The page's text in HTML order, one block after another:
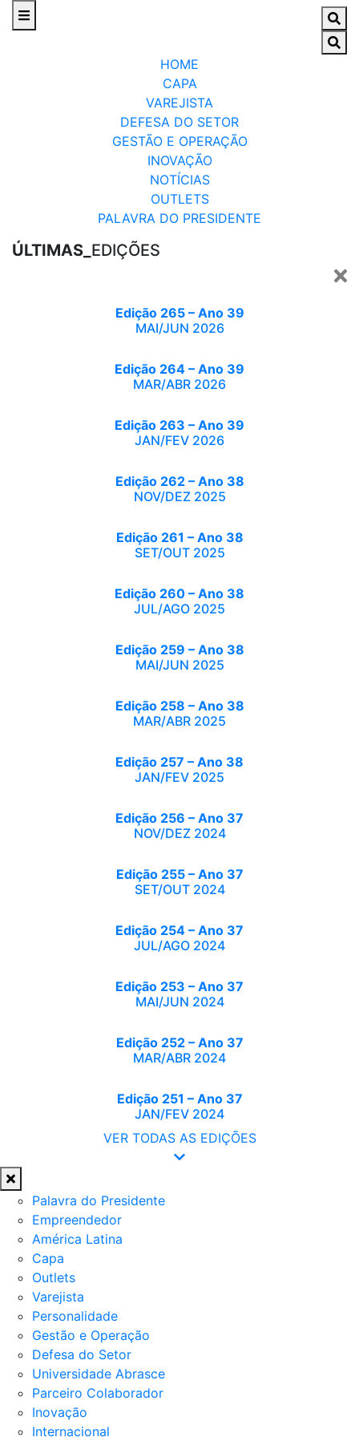
HOME
CAPA
VAREJISTA
DEFESA DO SETOR
GESTÃO E OPERAÇÃO
INOVAÇÃO
NOTÍCIAS
OUTLETS
PALAVRA DO PRESIDENTE
ÚLTIMAS_ EDIÇÕES
Edição 265 – Ano 39
MAI/JUN 2026
Edição 264 – Ano 39
MAR/ABR 2026
Edição 263 – Ano 39
JAN/FEV 2026
Edição 262 – Ano 38
NOV/DEZ 2025
Edição 261 – Ano 38
SET/OUT 2025
Edição 260 – Ano 38
JUL/AGO 2025
Edição 259 – Ano 38
MAI/JUN 2025
Edição 258 – Ano 38
MAR/ABR 2025
Edição 257 – Ano 38
JAN/FEV 2025
Edição 256 – Ano 37
NOV/DEZ 2024
Edição 255 – Ano 37
SET/OUT 2024
Edição 254 – Ano 37
JUL/AGO 2024
Edição 253 – Ano 37
MAI/JUN 2024
Edição 252 – Ano 37
MAR/ABR 2024
Edição 251 – Ano 37
JAN/FEV 2024
VER TODAS AS EDIÇÕES
Palavra do Presidente
Empreendedor
América Latina
Capa
Outlets
Varejista
Personalidade
Gestão e Operação
Defesa do Setor
Universidade Abrasce
Parceiro Colaborador
Inovação
Internacional